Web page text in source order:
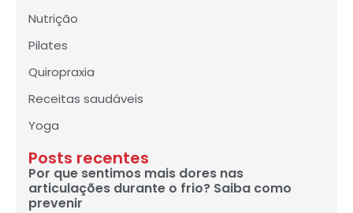
Nutrição
Pilates
Quiropraxia
Receitas saudáveis
Yoga
Posts recentes
Por que sentimos mais dores nas
articulações durante o frio? Saiba como
prevenir